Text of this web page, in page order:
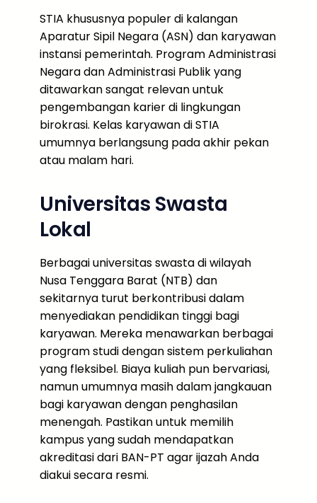
STIA khususnya populer di kalangan
Aparatur Sipil Negara (ASN) dan karyawan
instansi pemerintah. Program Administrasi
Negara dan Administrasi Publik yang
ditawarkan sangat relevan untuk
pengembangan karier di lingkungan
birokrasi. Kelas karyawan di STIA
umumnya berlangsung pada akhir pekan
atau malam hari.
Universitas Swasta
Lokal
Berbagai universitas swasta di wilayah
Nusa Tenggara Barat (NTB) dan
sekitarnya turut berkontribusi dalam
menyediakan pendidikan tinggi bagi
karyawan. Mereka menawarkan berbagai
program studi dengan sistem perkuliahan
yang fleksibel. Biaya kuliah pun bervariasi,
namun umumnya masih dalam jangkauan
bagi karyawan dengan penghasilan
menengah. Pastikan untuk memilih
kampus yang sudah mendapatkan
akreditasi dari BAN-PT agar ijazah Anda
diakui secara resmi.